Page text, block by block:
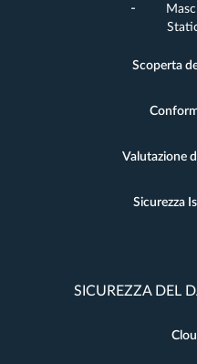
Scoperta
Valutazione
Sicurezza
SICUREZZA DEL